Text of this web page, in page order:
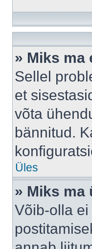
» Miks ma
Sellel
et
võta
bännitud.
Üles
» Miks ma
Võib-olla